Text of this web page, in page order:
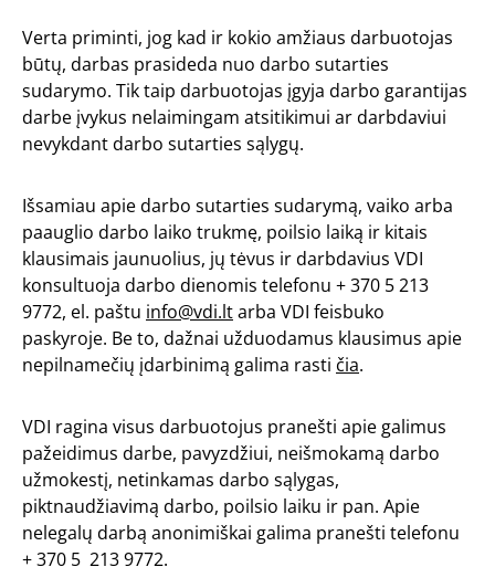
Verta priminti, jog kad ir kokio amžiaus darbuotojas
būtų, darbas prasideda nuo darbo sutarties
sudarymo. Tik taip darbuotojas įgyja darbo garantijas
darbe įvykus nelaimingam atsitikimui ar darbdaviui
nevykdant darbo sutarties sąlygų.
Išsamiau apie darbo sutarties sudarymą, vaiko arba
paauglio darbo laiko trukmę, poilsio laiką ir kitais
klausimais jaunuolius, jų tėvus ir darbdavius VDI
konsultuoja darbo dienomis telefonu + 370 5 213
9772, el. paštu info@vdi.ltarba VDI feisbuko
paskyroje. Be to, dažnai užduodamus klausimus apie
nepilnamečių įdarbinimą galima rasti čia.
VDI ragina visus darbuotojus pranešti apie galimus
pažeidimus darbe, pavyzdžiui, neišmokamą darbo
užmokestį, netinkamas darbo sąlygas,
piktnaudžiavimą darbo, poilsio laiku ir pan. Apie
nelegalų darbą anonimiškai galima pranešti telefonu
+ 370 5 213 9772.